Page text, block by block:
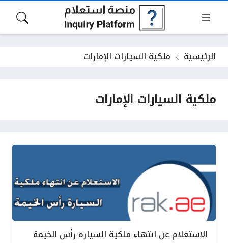
الرئيسية ملكية السيارات الإمارات
ملكية السيارات الإمارات
الاستعلام عن انتهاء ملكية السيارة رأس الخيمة